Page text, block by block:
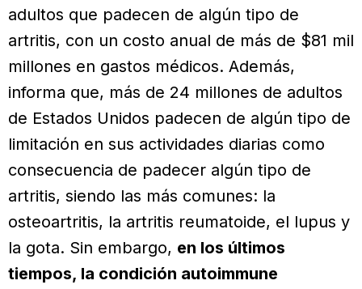
adultos que padecen de algún tipo de
artritis, con un costo anual de más de $81 mil
millones en gastos médicos. Además,
informa que, más de 24 millones de adultos
de Estados Unidos padecen de algún tipo de
limitación en sus actividades diarias como
consecuencia de padecer algún tipo de
artritis, siendo las más comunes: la
osteoartritis, la artritis reumatoide, el lupus y
la gota. Sin embargo, en los últimos
tiempos, la condición autoimmune